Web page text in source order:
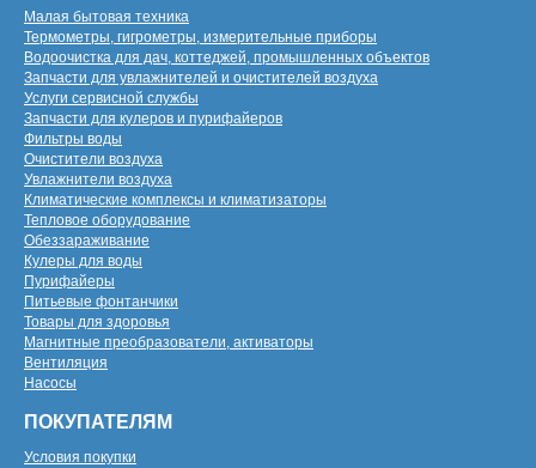
Малая бытовая техника
Термометры, гигрометры, измерительные приборы
Водоочистка для дач, коттеджей, промышленных объектов
Запчасти для увлажнителей и очистителей воздуха
Услуги сервисной службы
Запчасти для кулеров и пурифайеров
Фильтры воды
Очистители воздуха
Увлажнители воздуха
Климатические комплексы и климатизаторы
Тепловое оборудование
Обеззараживание
Кулеры для воды
Пурифайеры
Питьевые фонтанчики
Товары для здоровья
Магнитные преобразователи, активаторы
Вентиляция
Насосы
ПОКУПАТЕЛЯМ
Условия покупки